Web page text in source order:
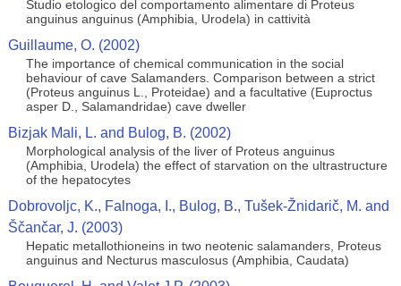
Studio etologico del comportamento alimentare di Proteus
anguinus anguinus (Amphibia, Urodela) in cattività
Guillaume, O. (2002)
The importance of chemical communication in the social
behaviour of cave Salamanders. Comparison between a strict
(Proteus anguinus L., Proteidae) and a facultative (Euproctus
asper D., Salamandridae) cave dweller
Bizjak Mali, L. and Bulog, B. (2002)
Morphological analysis of the liver of Proteus anguinus
(Amphibia, Urodela) the effect of starvation on the ultrastructure
of the hepatocytes
Dobrovoljc, K., Falnoga, I., Bulog, B., Tušek-Žnidarič, M. and
Ščančar, J. (2003)
Hepatic metallothioneins in two neotenic salamanders, Proteus
anguinus and Necturus masculosus (Amphibia, Caudata)